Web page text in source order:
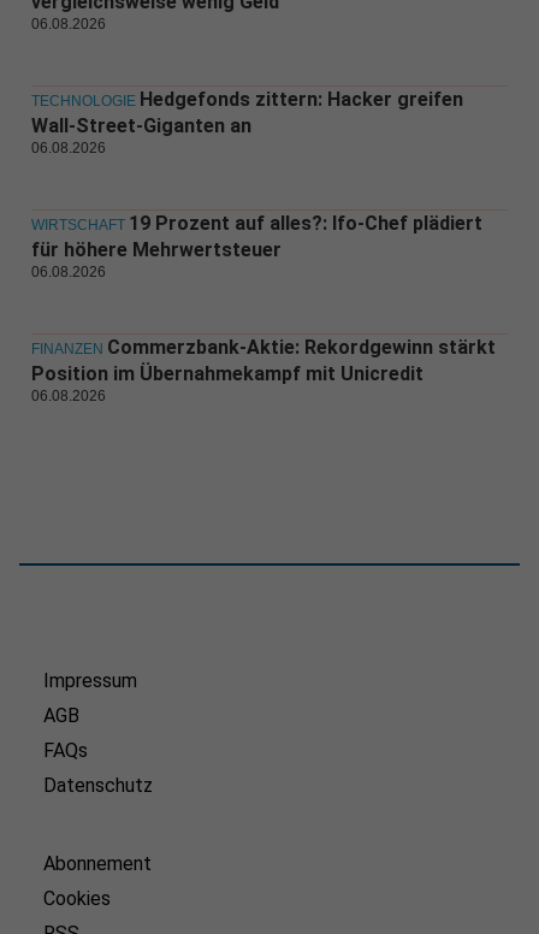
06.08.2026
TECHNOLOGIE Hedgefonds zittern: Hacker greifen
Wall-Street-Giganten an
06.08.2026
WIRTSCHAFT 19 Prozent auf alles?: Ifo-Chef plädiert
für höhere Mehrwertsteuer
06.08.2026
FINANZEN Commerzbank-Aktie: Rekordgewinn stärkt
Position im Übernahmekampf mit Unicredit
06.08.2026
Impressum
AGB
FAQs
Datenschutz
Abonnement
Cookies